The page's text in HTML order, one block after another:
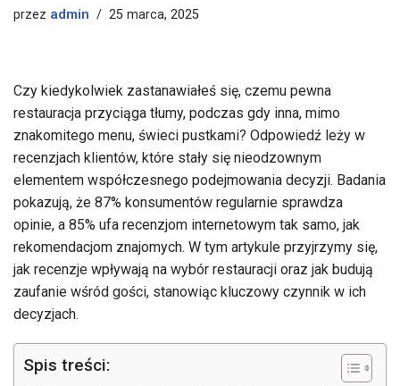
przez admin 25 marca, 2025
Czy kiedykolwiek zastanawiałeś się, czemu pewna
restauracja przyciąga tłumy, podczas gdy inna, mimo
znakomitego menu, świeci pustkami? Odpowiedź leży w
recenzjach klientów, które stały się nieodzownym
elementem współczesnego podejmowania decyzji. Badania
pokazują, że 87% konsumentów regularnie sprawdza
opinie, a 85% ufa recenzjom internetowym tak samo, jak
rekomendacjom znajomych. W tym artykule przyjrzymy się,
jak recenzje wpływają na wybór restauracji oraz jak budują
zaufanie wśród gości, stanowiąc kluczowy czynnik w ich
decyzjach.
Spis treści: